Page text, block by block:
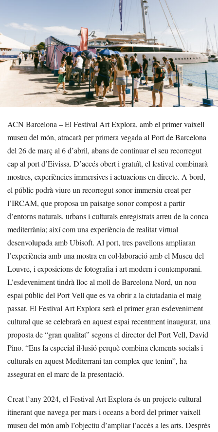
ACN Barcelona – El Festival Art Explora, amb el primer vaixell
museu del món, atracarà per primera vegada al Port de Barcelona
del 26 de març al 6 d’abril, abans de continuar el seu recorregut
cap al port d’Eivissa. D’accés obert i gratuït, el festival combinarà
mostres, experiències immersives i actuacions en directe. A bord,
el públic podrà viure un recorregut sonor immersiu creat per
l’IRCAM, que proposa un paisatge sonor compost a partir
d’entorns naturals, urbans i culturals enregistrats arreu de la conca
mediterrània; així com una experiència de realitat virtual
desenvolupada amb Ubisoft. Al port, tres pavellons ampliaran
l’experiència amb una mostra en col·laboració amb el Museu del
Louvre, i exposicions de fotografia i art modern i contemporani.
L’esdeveniment tindrà lloc al moll de Barcelona Nord, un nou
espai públic del Port Vell que es va obrir a la ciutadania el maig
passat. El Festival Art Explora serà el primer gran esdeveniment
cultural que se celebrarà en aquest espai recentment inaugurat, una
proposta de “gran qualitat” segons el director del Port Vell, David
Pino. “Ens fa especial il·lusió perquè combina elements socials i
culturals en aquest Mediterrani tan complex que tenim”, ha
assegurat en el marc de la presentació.
Creat l’any 2024, el Festival Art Explora és un projecte cultural
itinerant que navega per mars i oceans a bord del primer vaixell
museu del món amb l’objectiu d’ampliar l’accés a les arts. Després